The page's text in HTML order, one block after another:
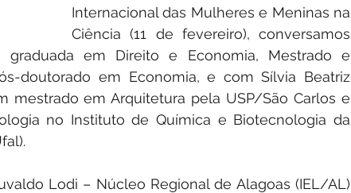
Internacional das Mulheres e Meninas na
Ciência (11 de fevereiro), conversamos
graduada em Direito e Economia, Mestrado e
doutorado em Economia, e com Sílvia Beatriz
mestrado em Arquitetura pela USP/São Carlos e
no Instituto de Química e Biotecnologia da
Lodi – Núcleo Regional de Alagoas (IEL/AL)